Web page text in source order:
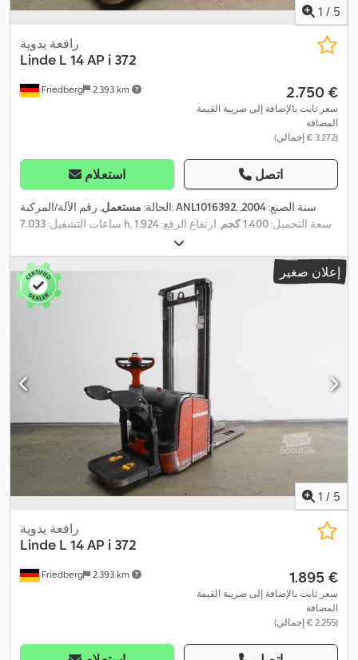
1 / 5
Friedberg 2.393 km
رافعة يدوية
Linde L 14 AP i 372
‏2.750 €
سعر ثابت بالإضافة إلى ضريبة القيمة
المضافة
(‏3.272 € إجمالي)
استعلام اتصل
الحالة: مستعمل , رقم الآلة/المركبة:ANL1016392 , سنة الصنع:2004
,
ساعات التشغيل: 7.033 h , سعة التحميل:1.400 كجم , ارتفاع الرفع:1.924
, مركز تحميل الحمولة:
سيمبلكس, سعة البطارية:375 آه , جهد البطارية: 24 V, عرض إطار
الشوكة:
, وزن فارغ:1.323 كجم
,
, الطول الكلي: , العرض الكلي:800
, وقود:كهرباء
إعلان صغير
1 / 5
Friedberg 2.393 km
رافعة يدوية
Linde L 14 AP i 372
‏1.895 €
سعر ثابت بالإضافة إلى ضريبة القيمة
المضافة
(‏2.255 € إجمالي)